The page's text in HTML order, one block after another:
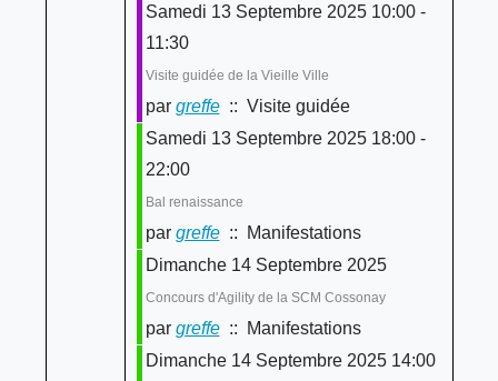
Samedi 13 Septembre 2025 10:00 -
11:30
Visite guidée de la Vieille Ville
par greffe:: Visite guidée
Samedi 13 Septembre 2025 18:00 -
22:00
Bal renaissance
par greffe:: Manifestations
Dimanche 14 Septembre 2025
Concours d'Agility de la SCM Cossonay
par greffe:: Manifestations
Dimanche 14 Septembre 2025 14:00